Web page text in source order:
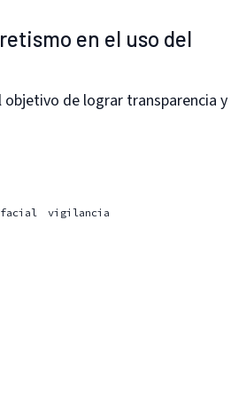
en el uso del
objetivo de lograr transparencia y
facial vigilancia